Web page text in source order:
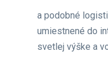
a podobné
umiestnené do
svetlej výške a